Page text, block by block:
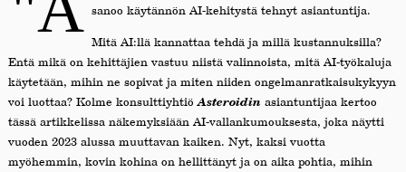
sanoo käytännön AI-kehitystä tehnyt asiantuntija.
Mitä AI:llä kannattaa tehdä ja millä kustannuksilla?
Entä mikä on kehittäjien vastuu niistä valinnoista, mitä AI-työkaluja
käytetään, mihin ne sopivat ja miten niiden ongelmanratkaisukykyyn
voi luottaa? Kolme konsulttiyhtiöAsteroidinasiantuntijaa kertoo
tässä artikkelissa näkemyksiään AI-vallankumouksesta, joka näytti
vuoden 2023 alussa muuttavan kaiken. Nyt, kaksi vuotta
myöhemmin, kovin kohina on hellittänyt ja on aika pohtia, mihin